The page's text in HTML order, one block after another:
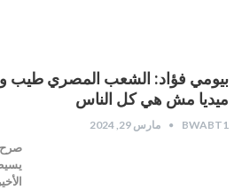
بيومي فؤاد: الشعب المصري طيب
ميديا مش هي كل الناس
BWABT1 مارس 29, 2024
صرح